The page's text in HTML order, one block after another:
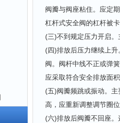
阀瓣与阀座粘住。应定
杠杆式安全阀的杠杆被
(三)不到规定压力开启
(四)排放后压力继续上
阀。阀杆中线不正或弹
应采取符合安全排放面
(五)阀瓣频跳或振动。
高，应重新调整调节圈
(六)排放后阀瓣不回座